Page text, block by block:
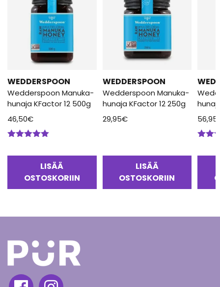
WEDDERSPOON
Wedderspoon Manuka-
hunaja KFactor 12 500g
46,50€
LISÄÄ
OSTOSKORIIN
WEDDERSPOON
Wedderspoon Manuka-
hunaja KFactor 12 250g
29,95€
LISÄÄ
OSTOSKORIIN
56,95